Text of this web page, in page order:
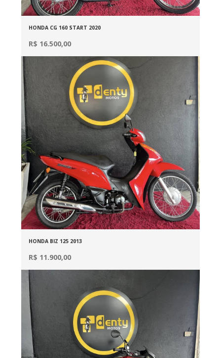
HONDA CG 160 START 2020
R$ 16.500,00
HONDA BIZ 125 2013
R$ 11.900,00